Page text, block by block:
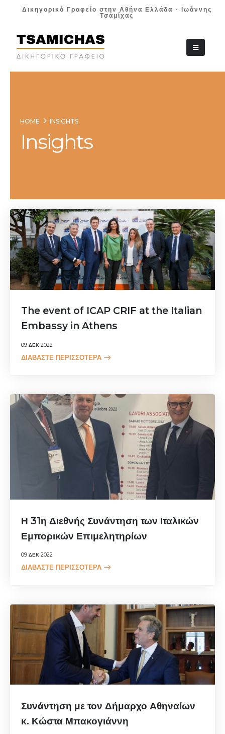
Δικηγορικό Γραφείο στην Αθήνα Ελλάδα - Ιωάννης
Τσαμίχας
HOME INSIGHTS
Insights
The event of ICAP CRIF at the Italian
Embassy in Athens
09 ΔΕΚ 2022
ΔΙΑΒΆΣΤΕ ΠΕΡΙΣΣΌΤΕΡΑ
Η 31η Διεθνής Συνάντηση των Ιταλικών
Εμπορικών Επιμελητηρίων
09 ΔΕΚ 2022
ΔΙΑΒΆΣΤΕ ΠΕΡΙΣΣΌΤΕΡΑ
Συνάντηση με τον Δήμαρχο Αθηναίων
κ. Κώστα Μπακογιάννη